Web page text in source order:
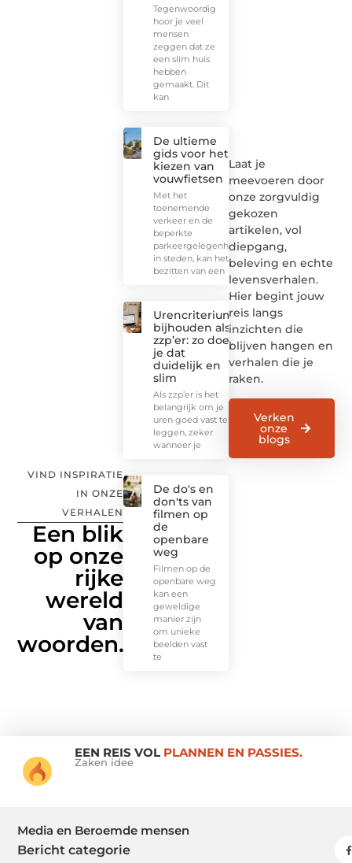
VIND INSPIRATIE
IN ONZE
VERHALEN
Een blik
op onze
rijke
wereld
van
woorden.
Tegenwoordig
hoor je veel
mensen
zeggen dat ze
een slim huis
hebben
gemaakt. Dit
kan
De ultieme
gids voor het
kiezen van
vouwfietsen
Met het
toenemende
verkeer en de
beperkte
parkeergelegenheid
in steden, kan het
bezitten van een
Urencriterium
bijhouden als
zzp’er: zo doe
je dat
duidelijk en
slim
Als zzp’er is het
belangrijk om je
uren goed vast te
leggen, zeker
wanneer je
De do's en
don'ts van
filmen op
de
openbare
weg
Filmen op de
openbare weg
kan een
geweldige
manier zijn
om unieke
beelden vast
te
Laat je
meevoeren door
onze zorgvuldig
gekozen
artikelen, vol
diepgang,
beleving en echte
levensverhalen.
Hier begint jouw
reis langs
inzichten die
blijven hangen en
verhalen die je
raken.
Verken
onze
blogs
EEN REIS VOL PLANNEN EN PASSIES.
Zaken idee
Media en Beroemde mensen
Bericht categorie